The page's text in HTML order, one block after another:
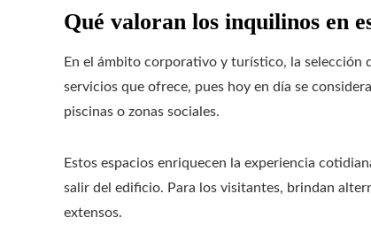
Qué valoran los inquilinos en
En el ámbito corporativo y turístico, la selección
servicios que ofrece, pues hoy en día se
piscinas o zonas sociales.
Estos espacios enriquecen la experiencia
salir del edificio. Para los visitantes, brindan
extensos.